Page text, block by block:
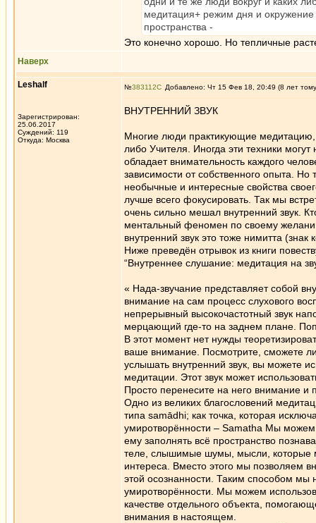
медитация+ режим дня и
пространства -
Это конечно хорошо. Но тепличные
Наверх
Leshalf
Зарегистрирован:
25.06.2017
Суждений: 119
Откуда: Москва
№383112 Добавлено: Чт 15 Фев 18, 20:49 (8 лет
ВНУТРЕННИЙ ЗВУК
Многие люди практикующие медитацию,
либо Учителя. Иногда эти техники
обладает внимательность каждого
зависимости от собственного опыта. Но
необычные и интересные свойства
лучше всего фокусировать. Так мы
очень сильно мешал внутренний звук.
ментальный феномен по своему
внутренний звук это тоже нимитта
Ниже преведён отрывок из книги
“Внутреннее слушание: медитация на
« Нада-звучание представляет собой
внимание на сам процесс слухового
непрерывный высокочастотный звук
мерцающий где-то на заднем плане.
В этот момент нет нужды
ваше внимание. Посмотрите, сможете
услышать внутренний звук, вы можете
медитации. Этот звук может
Просто перенесите на него внимание и
Одно из великих благословений
типа samādhi; как точка, которая
умиротворённости – Samatha Мы можем
ему заполнять всё пространство
теле, слышимые шумы, мысли, которые
интереса. Вместо этого мы позволяем
этой осознанности. Таким способом мы
умиротворённости. Мы можем
качестве отдельного объекта,
внимания в настоящем.